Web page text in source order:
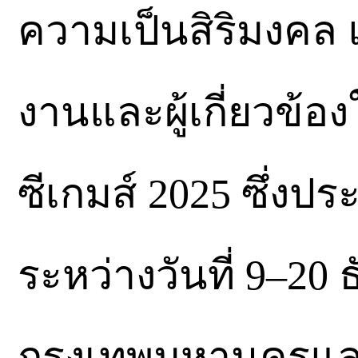
ความเป็นสิริมงคล
งานและผู้เกี่ยวข้อ
ซีเกมส์ 2025 ซึ่งปร
ระหว่างวันที่ 9–20